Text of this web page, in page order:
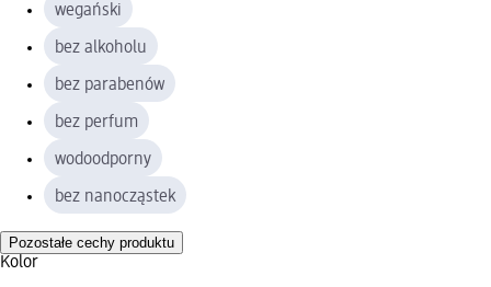
wegański
bez alkoholu
bez parabenów
bez perfum
wodoodporny
bez nanocząstek
Pozostałe cechy produktu
Kolor